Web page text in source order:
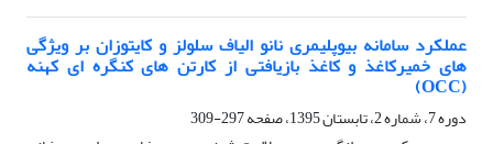
عملکرد سامانه بیوپلیمری نانو الیاف سلولز و کایتوزان بر ویژگی
های خمیرکاغذ و کاغذ بازیافتی از کارتن های کنگره ای کهنه
(OCC)
دوره 7، شماره 2، تابستان 1395، صفحه
297-309